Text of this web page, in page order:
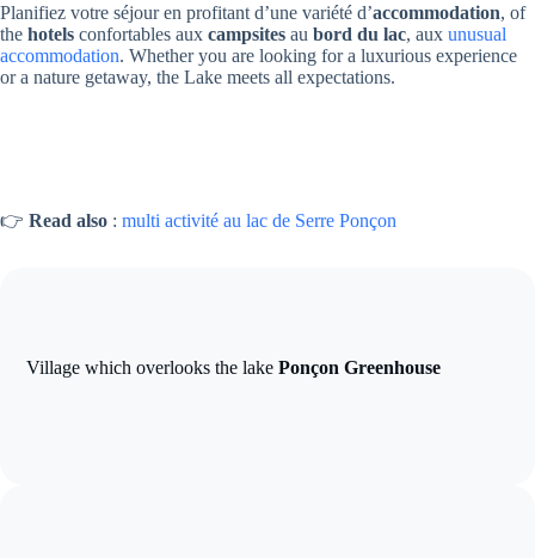
Planifiez votre séjour en profitant d’une variété d’accommodation, of
the hotels confortables aux campsites au bord du lac, aux unusual
accommodation. Whether you are looking for a luxurious experience
or a nature getaway, the Lake meets all expectations.
👉 Read also : multi activité au lac de Serre Ponçon
Village which overlooks the lakePonçon Greenhouse